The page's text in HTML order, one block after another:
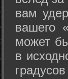
вам
вашего
может
в